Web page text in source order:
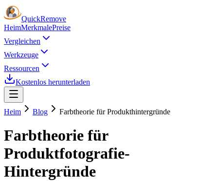
QuickRemove
HeimMerkmalePreise
Vergleichen
Werkzeuge
Ressourcen
Kostenlos herunterladen
Heim Blog Farbtheorie für Produkthintergründe
Farbtheorie für
Produktfotografie-
Hintergründe